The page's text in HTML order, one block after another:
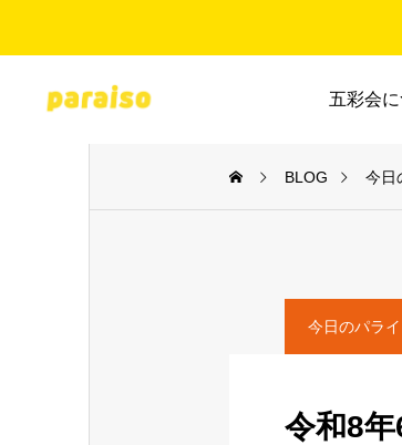
五彩会
BLOG 今日
今日のパライ
令和8